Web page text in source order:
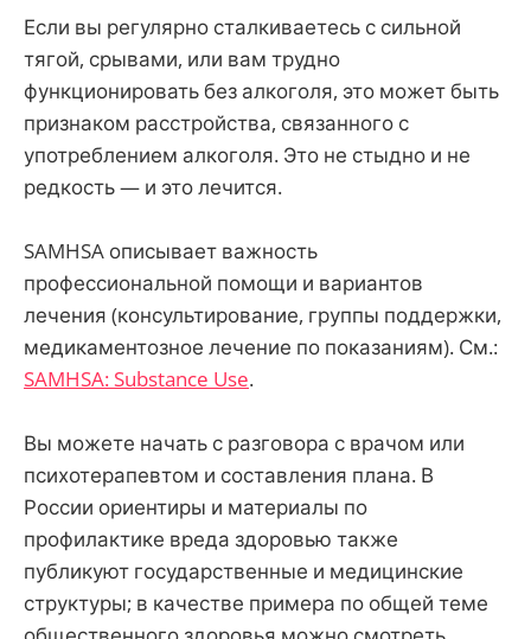
Если вы регулярно сталкиваетесь с сильной
тягой, срывами, или вам трудно
функционировать без алкоголя, это может быть
признаком расстройства, связанного с
употреблением алкоголя. Это не стыдно и не
редкость — и это лечится.
SAMHSA описывает важность
профессиональной помощи и вариантов
лечения (консультирование, группы поддержки,
медикаментозное лечение по показаниям). См.:
SAMHSA: Substance Use.
Вы можете начать с разговора с врачом или
психотерапевтом и составления плана. В
России ориентиры и материалы по
профилактике вреда здоровью также
публикуют государственные и медицинские
структуры; в качестве примера по общей теме